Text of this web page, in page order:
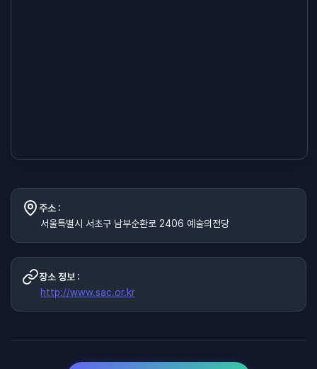
주소 :
서울특별시 서초구 남부순환로 2406 예술의전당
장소 정보 :
http://www.sac.or.kr